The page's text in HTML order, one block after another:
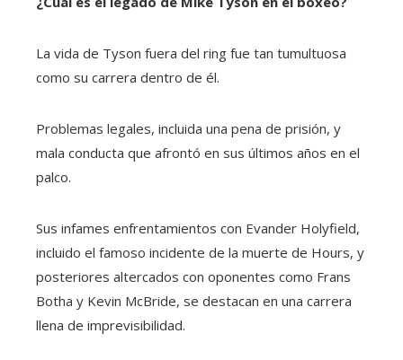
La vida de Tyson fuera del ring fue tan tumultuosa
como su carrera dentro de él.
Problemas legales, incluida una pena de prisión, y
mala conducta que afrontó en sus últimos años en el
palco.
Sus infames enfrentamientos con Evander Holyfield,
incluido el famoso incidente de la muerte de Hours, y
posteriores altercados con oponentes como Frans
Botha y Kevin McBride, se destacan en una carrera
llena de imprevisibilidad.